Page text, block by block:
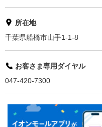
所在地
千葉県船橋市山手1-1-8
お客さま専用ダイヤル
047-420-7300